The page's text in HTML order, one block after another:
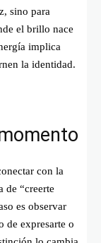
sino para
el brillo nace
implica
la identidad.
con la
de “creerte
es observar
de expresarte o